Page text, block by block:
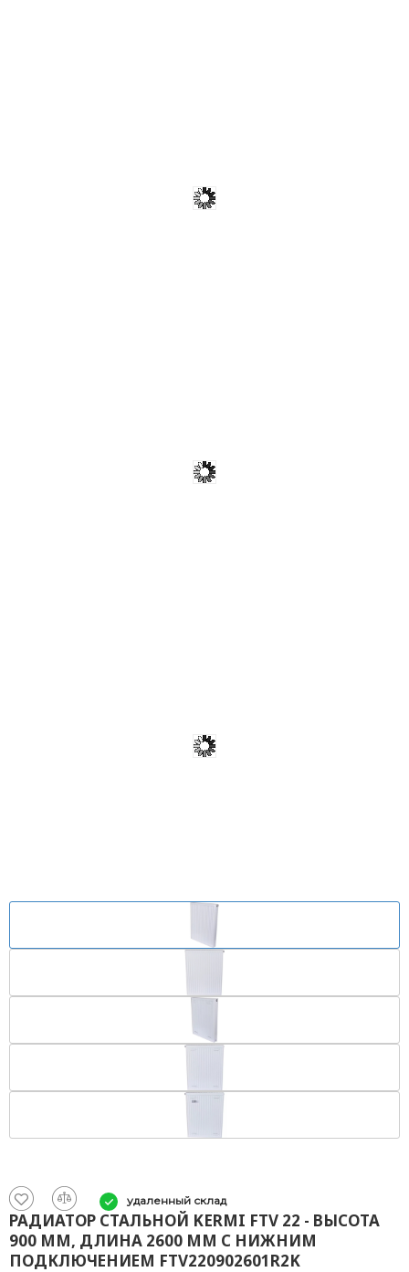
удаленный склад
РАДИАТОР СТАЛЬНОЙ KERMI FTV 22 - ВЫСОТА
900 ММ, ДЛИНА 2600 ММ С НИЖНИМ
ПОДКЛЮЧЕНИЕМ FTV220902601R2K